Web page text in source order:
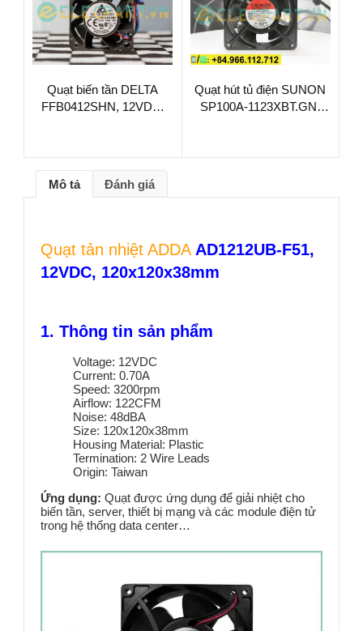
Quạt biến tần DELTA
FFB0412SHN, 12VDC,
Quạt hút tủ điện SUNON
SP100A-1123XBT.GN,
Mô tả Đánh giá
Quạt tản nhiệt ADDA AD1212UB-F51,
12VDC, 120x120x38mm
1. Thông tin sản phẩm
Voltage: 12VDC
Current: 0.70A
Speed: 3200rpm
Airflow: 122CFM
Noise: 48dBA
Size: 120x120x38mm
Housing Material: Plastic
Termination: 2 Wire Leads
Origin: Taiwan
Ứng dụng: Quạt được ứng dụng để giải nhiệt cho
biến tần, server, thiết bị mạng và các module điện tử
trong hệ thống data center…